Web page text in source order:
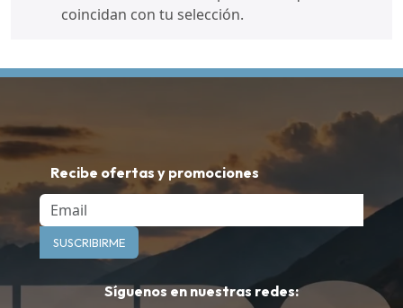
coincidan con tu selección.
Recibe ofertas y promociones
Email
SUSCRIBIRME
Síguenos en nuestras redes: